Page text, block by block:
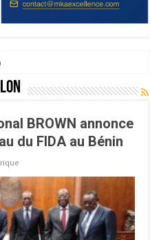
BROWN annonce
du FIDA au Bénin